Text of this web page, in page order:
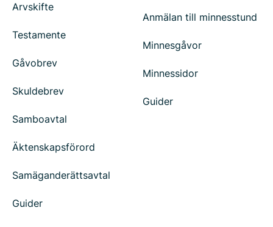
Arvskifte
Testamente
Gåvobrev
Skuldebrev
Samboavtal
Äktenskapsförord
Samäganderättsavtal
Guider
Anmälan till minnesstund
Minnesgåvor
Minnessidor
Guider